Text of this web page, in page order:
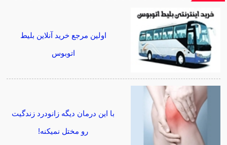
اولین مرجع خرید آنلاین بلیط
اتوبوس
با این درمان دیگه زانودرد زندگیت
رو مختل نمیکنه!